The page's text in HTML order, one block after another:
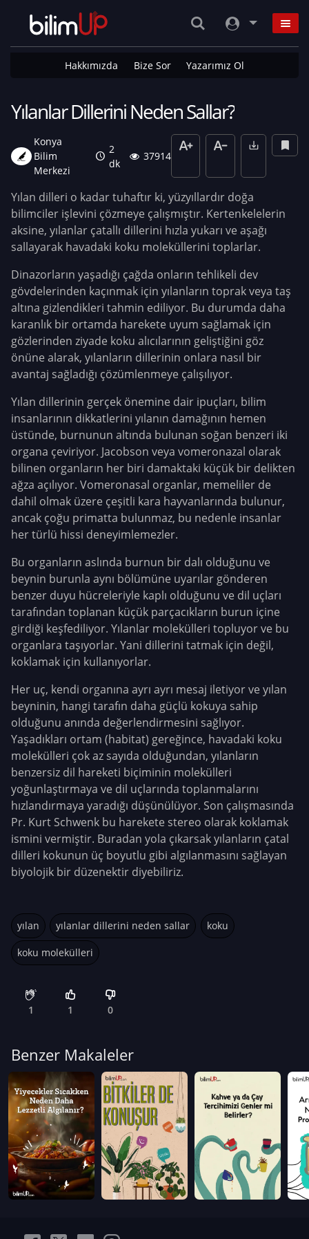
Hakkımızda Bize Sor Yazarımız Ol
Yılanlar Dillerini Neden Sallar?
Konya
Bilim
Merkezi
2
dk
37914
Yılan dilleri o kadar tuhaftır ki, yüzyıllardır doğa
bilimciler işlevini çözmeye çalışmıştır. Kertenkelelerin
aksine, yılanlar çatallı dillerini hızla yukarı ve aşağı
sallayarak havadaki koku moleküllerini toplarlar.
Dinazorların yaşadığı çağda onların tehlikeli dev
gövdelerinden kaçınmak için yılanların toprak veya taş
altına gizlendikleri tahmin ediliyor. Bu durumda daha
karanlık bir ortamda harekete uyum sağlamak için
gözlerinden ziyade koku alıcılarının geliştiğini göz
önüne alarak, yılanların dillerinin onlara nasıl bir
avantaj sağladığı çözümlenmeye çalışılıyor.
Yılan dillerinin gerçek önemine dair ipuçları, bilim
insanlarının dikkatlerini yılanın damağının hemen
üstünde, burnunun altında bulunan soğan benzeri iki
organa çeviriyor. Jacobson veya vomeronazal olarak
bilinen organların her biri damaktaki küçük bir delikten
ağza açılıyor. Vomeronasal organlar, memeliler de
dahil olmak üzere çeşitli kara hayvanlarında bulunur,
ancak çoğu primatta bulunmaz, bu nedenle insanlar
her türlü hissi deneyimlemezler.
Bu organların aslında burnun bir dalı olduğunu ve
beynin burunla aynı bölümüne uyarılar gönderen
benzer duyu hücreleriyle kaplı olduğunu ve dil uçları
tarafından toplanan küçük parçacıkların burun içine
girdiği keşfediliyor. Yılanlar molekülleri topluyor ve bu
organlara taşıyorlar. Yani dillerini tatmak için değil,
koklamak için kullanıyorlar.
Her uç, kendi organına ayrı ayrı mesaj iletiyor ve yılan
beyninin, hangi tarafın daha güçlü kokuya sahip
olduğunu anında değerlendirmesini sağlıyor.
Yaşadıkları ortam (habitat) gereğince, havadaki koku
molekülleri çok az sayıda olduğundan, yılanların
benzersiz dil hareketi biçiminin molekülleri
yoğunlaştırmaya ve dil uçlarında toplanmalarını
hızlandırmaya yaradığı düşünülüyor. Son çalışmasında
Pr. Kurt Schwenk bu harekete stereo olarak koklamak
ismini vermiştir. Buradan yola çıkarsak yılanların çatal
dilleri kokunun üç boyutlu gibi algılanmasını sağlayan
biyolojik bir düzenektir diyebiliriz.
yılan yılanlar dillerini neden sallar koku
koku molekülleri
1 1 0
Benzer Makaleler